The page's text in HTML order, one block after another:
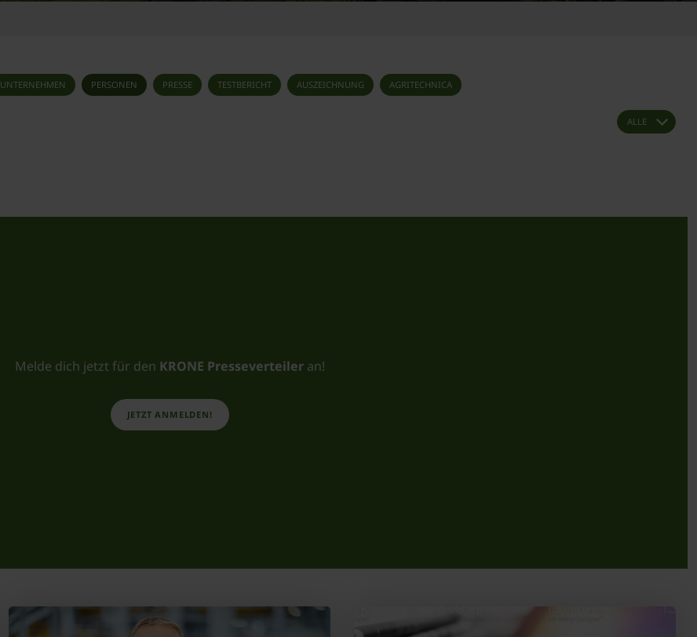
UNTERNEHMEN PERSONEN PRESSE TESTBERICHT AUSZEICHNUNG AGRITECHNICA
Melde dich jetzt für den KRONE Presseverteileran!
JETZT ANMELDEN!